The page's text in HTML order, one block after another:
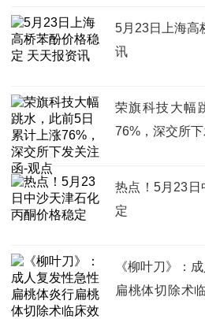
5月23日上海高
讯
荣旗科技大幅
76%，深交所
热点！5月23日
定
《柳叶刀》：
扁桃体切除术